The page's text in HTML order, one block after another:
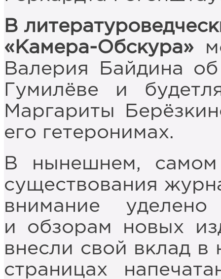
В
«Камера-Обскура»
Валерия Байдина
Гумилёве и
Маргариты
его гетеронимах.
В нынешнем,
существования
внимание уделено
и обзорам новых
внесли свой вклад в
страницах